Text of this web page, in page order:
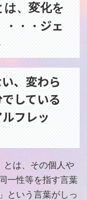
は、変化を
・・ ジェ
、変わら
している
フレッ
は、その個人や
一性等を指す言葉
という言葉がしっ